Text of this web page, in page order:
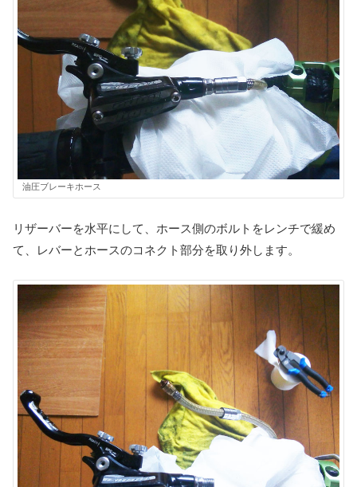
油圧ブレーキホース
リザーバーを水平にして、ホース側のボルトをレンチで緩め
て、レバーとホースのコネクト部分を取り外します。